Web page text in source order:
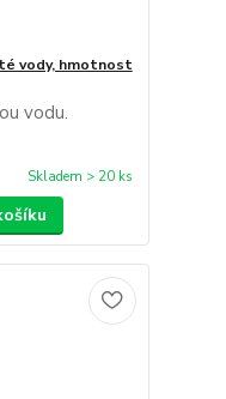
vody, hmotnost
vodu.
Skladem > 20 ks